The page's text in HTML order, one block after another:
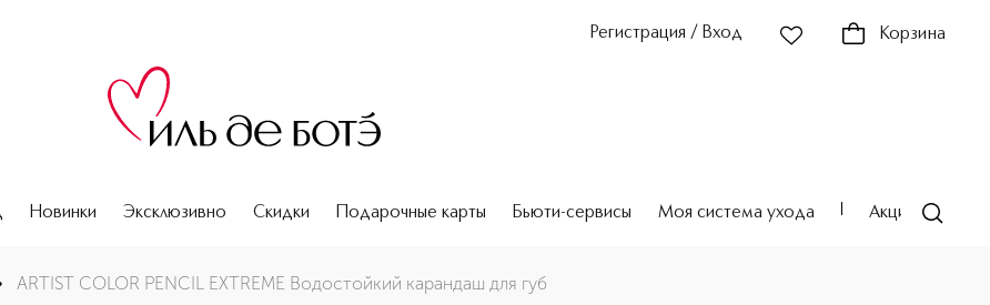
Регистрация / Вход Корзина
Новинки Эксклюзивно Скидки Подарочные карты Бьюти-сервисы Моя система ухода Акции
для губ
ARTIST COLOR PENCIL EXTREME Водостойкий карандаш для губ